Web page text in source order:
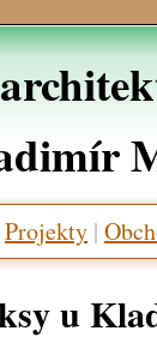
Projekty |
u